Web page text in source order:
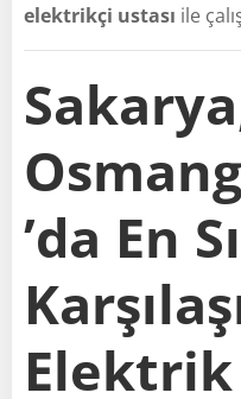
elektrikçi ustası ile
’da En
Elektrik